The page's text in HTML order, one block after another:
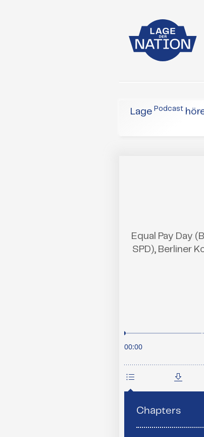
Lage Podcast
Equal Pay Day
SPD), Berliner